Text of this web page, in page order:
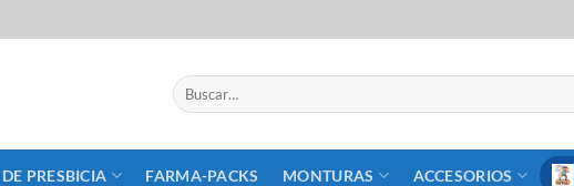
Buscar
por:
PRESBICIA FARMA-PACKS MONTURAS ACCESORIOS